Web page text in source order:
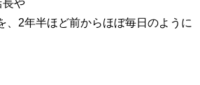
長や
、2年半ほど前からほぼ毎日のように